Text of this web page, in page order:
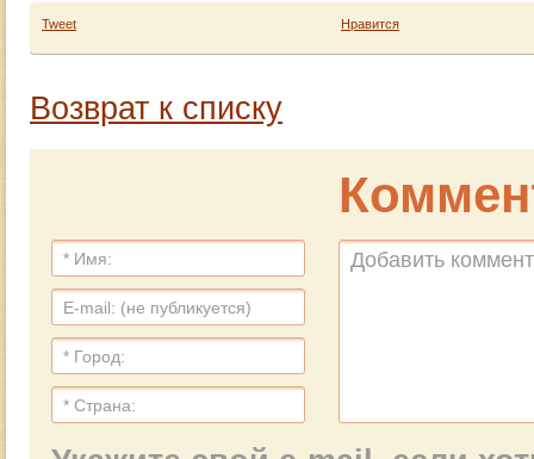
Tweet Нравится
Возврат к списку